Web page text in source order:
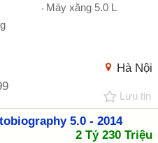
Máy xăng 5.0 L
Hà Nội
Lưu tin
5.0 - 2014
2 Tỷ 230 Triệu